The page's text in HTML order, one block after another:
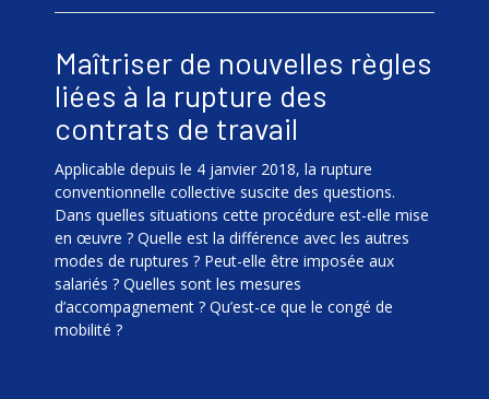
Maîtriser de nouvelles règles
liées à la rupture des
contrats de travail
Applicable depuis le 4 janvier 2018, la rupture
conventionnelle collective suscite des questions.
Dans quelles situations cette procédure est-elle mise
en œuvre ? Quelle est la différence avec les autres
modes de ruptures ? Peut-elle être imposée aux
salariés ? Quelles sont les mesures
d’accompagnement ? Qu’est-ce que le congé de
mobilité ?